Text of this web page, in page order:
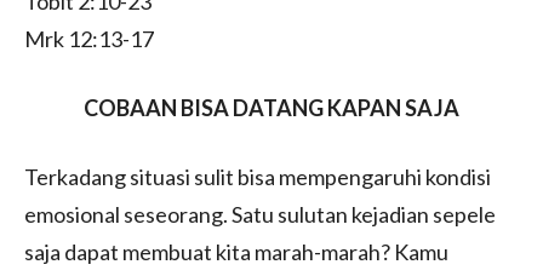
Mrk 12:13-17
COBAAN BISA DATANG KAPAN SAJA
Terkadang situasi sulit bisa mempengaruhi kondisi
emosional seseorang. Satu sulutan kejadian sepele
saja dapat membuat kita marah-marah? Kamu